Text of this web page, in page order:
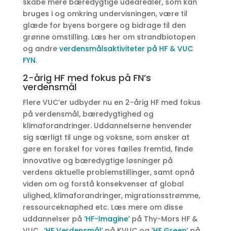
skabe mere bæredygtige udearealer, som kan
bruges i og omkring undervisningen, være til
glæde for byens borgere og bidrage til den
grønne omstilling. Læs her om strandbiotopen
og andre verdensmålsaktiviteter på HF & VUC
FYN.
2-årig HF med fokus på FN’s
verdensmål
Flere VUC’er udbyder nu en 2-årig HF med fokus
på verdensmål, bæredygtighed og
klimaforandringer. Uddannelserne henvender
sig særligt til unge og voksne, som ønsker at
gøre en forskel for vores fælles fremtid, finde
innovative og bæredygtige løsninger på
verdens aktuelle problemstillinger, samt opnå
viden om og forstå konsekvenser af global
ulighed, klimaforandringer, migrationsstrømme,
ressourceknaphed etc. Læs mere om disse
uddannelser på ’HF-Imagine’på Thy-Mors HF &